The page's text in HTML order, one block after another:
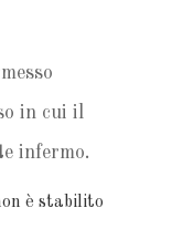
in cui il
infermo.
è stabilito